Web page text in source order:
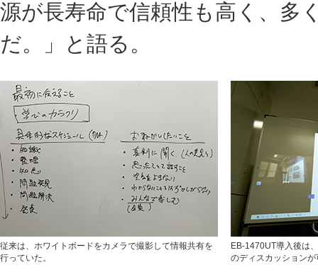
源が長寿命で信頼性も高く、多
だ。」と語る。
従来は、ホワイトボードをカメラで撮影して情報共有を
行っていた。
EB-1470UT導入後は
のディスカッション